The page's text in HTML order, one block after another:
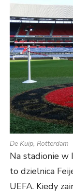
De Kuip, Rotterdam
Na stadionie w
to dzielnica
UEFA. Kiedy